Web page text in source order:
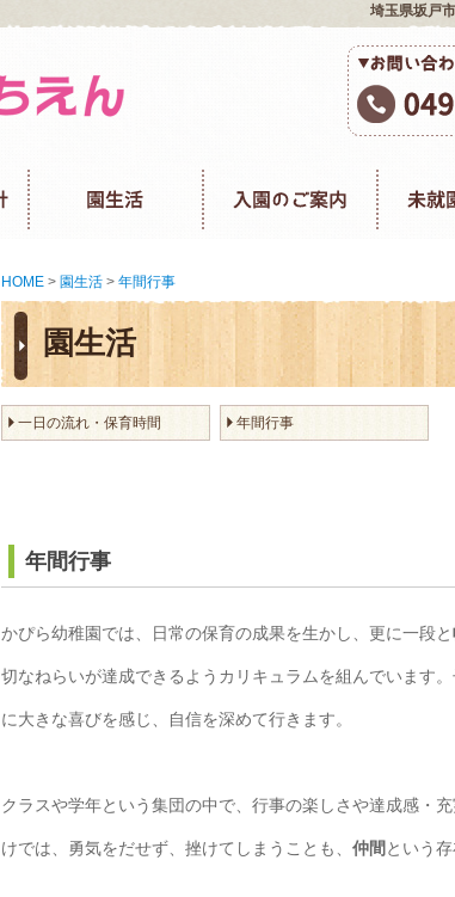
埼玉県坂戸
HOME > 園生活 > 年間行事
園生活
一日の流れ・保育時間 年間行事
年間行事
かぴら幼稚園では、日常の保育の成果を生かし、更に一段と
切なねらいが達成できるようカリキュラムを組んでいます
に大きな喜びを感じ、自信を深めて行きます。
クラスや学年という集団の中で、行事の楽しさや達成感・
けでは、勇気をだせず、挫けてしまうことも、 仲間 という